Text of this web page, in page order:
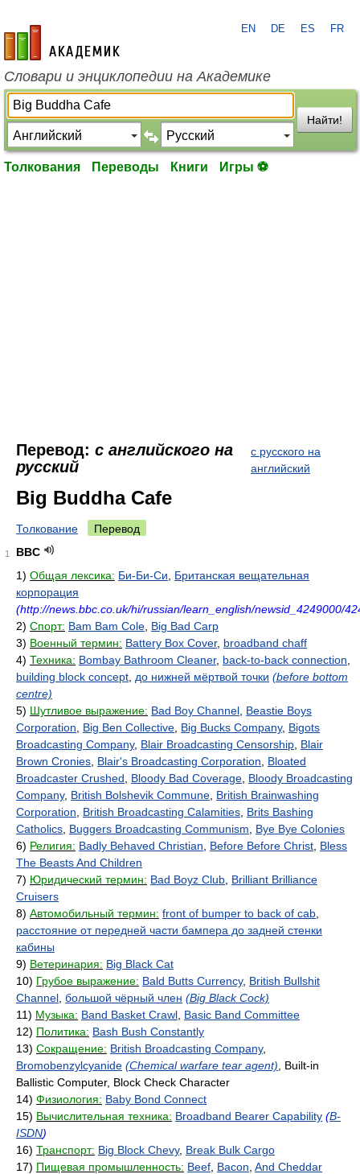
academic.ru
EN DE ES FR
Словари и энциклопедии на Академике
Найти!
Толкования Переводы Книги Игры ⚽
Перевод: с английского на
русский
с русского на
английский
Big Buddha Cafe
Толкование Перевод
1
BBC
1) Общая лексика: Би-Би-Си
Британская вещательная
корпорация
(http://news.bbc.co.uk/hi/russian/learn_english/newsid_4249000/
2) Спорт: Bam Bam Cole Big Bad Carp
3) Военный термин: Battery Box Cover, broadband chaff
4) Техника: Bombay Bathroom Cleaner, back-to-back connection
building block concept до нижней мёртвой точки (before bottom
centre)
5) Шутливое выражение: Bad Boy Channel Beastie Boys
Corporation
Big Ben Collective Big Bucks Company, Bigots
Broadcasting Company, Blair Broadcasting Censorship Blair
Brown Cronies Blair's Broadcasting Corporation
Bloated
Broadcaster Crushed
Bloody Bad Coverage Bloody Broadcasting
Company, British Bolshevik Commune British Brainwashing
Corporation
British Broadcasting Calamities Brits Bashing
Catholics Buggers Broadcasting Communism
Bye Bye Colonies
6) Религия: Badly Behaved Christian Before Before Christ Bless
The Beasts And Children
7) Юридический термин: Bad Boyz Club Brilliant Brilliance
Cruisers
8) Автомобильный термин: front of bumper to back of cab
расстояние от передней части бампера до задней стенки
кабины
9) Ветеринария: Big Black Cat
10) Грубое выражение: Bald Butts Currency, British Bullshit
Channel большой чёрный член (Big Black Cock)
11) Музыка: Band Basket Crawl Basic Band Committee
12) Политика: Bash Bush Constantly
13) Сокращение: British Broadcasting Company,
Bromobenzylcyanide (Chemical warfare tear agent) , Built-in
Ballistic Computer, Block Check Character
14) Физиология: Baby Bond Connect
15) Вычислительная техника: Broadband Bearer Capability (B-
ISDN)
16) Транспорт: Big Block Chevy, Break Bulk Cargo
17) Пищевая промышленность: Beef Bacon And Cheddar